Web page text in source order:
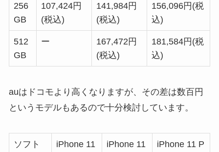
256
GB
107,424円
(税込)
141,984円
(税込)
156,096円(税
込)
512
GB
ー 167,472 円
(税込)
181,584円(税
込)
auはドコモより高くなりますが、その差は数百円
というモデルもあるので十分検討しています。
ソフト
iPhone 11
iPhone 11
iPhone 11 P